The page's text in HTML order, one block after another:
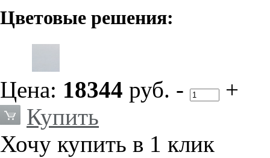
Цветовые решения:
Цена: 18344 руб. -
+
Купить
Хочу купить в 1 клик